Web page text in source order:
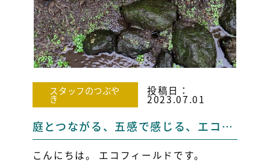
スタッフのつぶや
き
投稿日：
2023.07.01
庭とつながる、五感で感じる、エコフィールドの家
こんにちは。 エコフィールドです。